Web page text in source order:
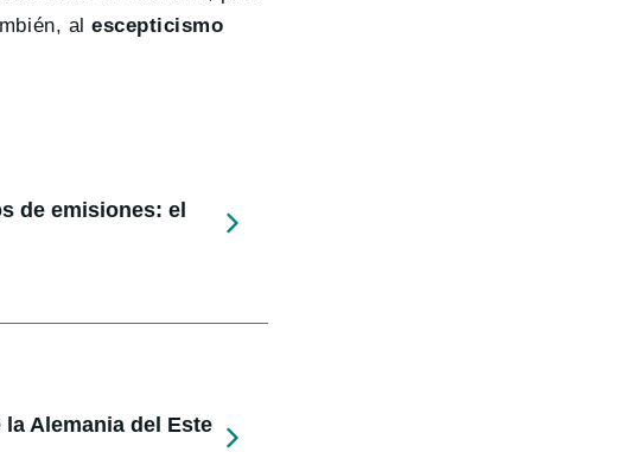
alescepticismo
de emisiones: el
Alemania del Este